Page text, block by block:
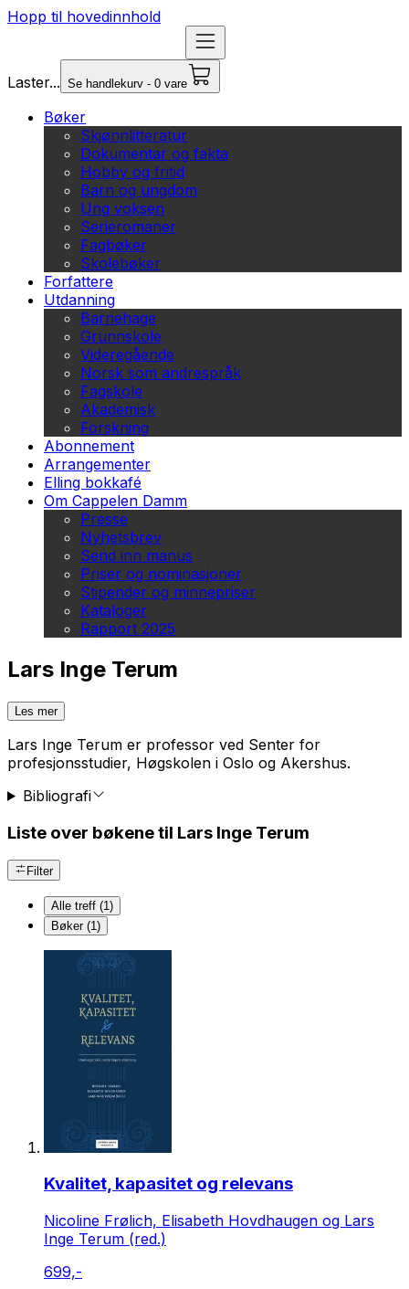
Hopp til hovedinnhold
Laster... Se handlekurv - 0 vare
Bøker
Skjønnlitteratur
Dokumentar og fakta
Hobby og fritid
Barn og ungdom
Ung voksen
Serieromaner
Fagbøker
Skolebøker
Forfattere
Utdanning
Barnehage
Grunnskole
Videregående
Norsk som andrespråk
Fagskole
Akademisk
Forskning
Abonnement
Arrangementer
Elling bokkafé
Om Cappelen Damm
Presse
Nyhetsbrev
Send inn manus
Priser og nominasjoner
Stipender og minnepriser
Kataloger
Rapport 2025
Lars Inge Terum
Les mer
Lars Inge Terum er professor ved Senter for
profesjonsstudier, Høgskolen i Oslo og Akershus.
Bibliografi
Liste over bøkene til Lars Inge Terum
Filter
Alle treff (1)
Bøker (1)
Kvalitet, kapasitet og relevans
Nicoline Frølich, Elisabeth Hovdhaugen og Lars
Inge Terum (red.)
699,-